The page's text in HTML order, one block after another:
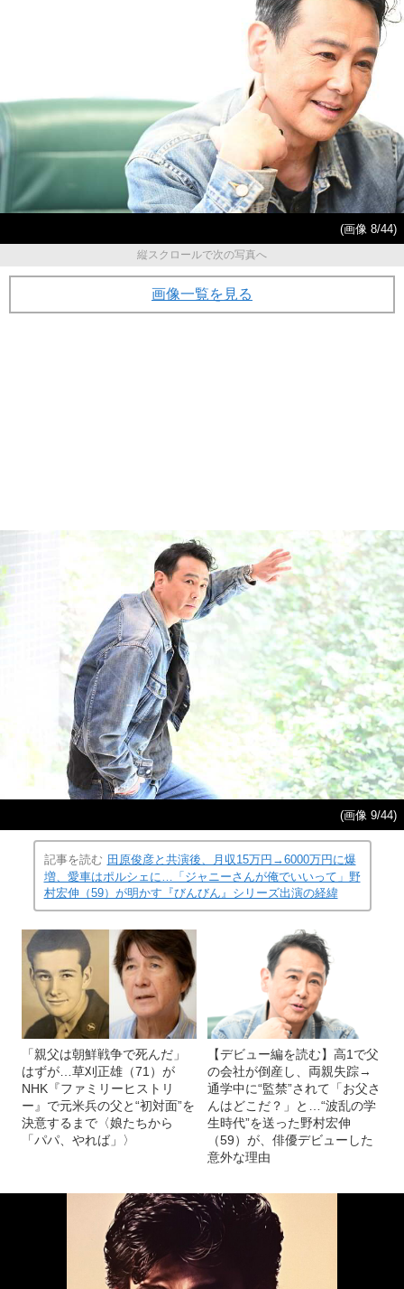
(画像 8/44)
縦スクロールで次の写真へ
画像一覧を見る
(画像 9/44)
記事を読む 田原俊彦と共演後、月収15万円→6000万円に爆
増、愛車はポルシェに…「ジャニーさんが俺でいいって」野
村宏伸（59）が明かす『びんびん』シリーズ出演の経緯
「親父は朝鮮戦争で死んだ」
はずが…草刈正雄（71）が
NHK『ファミリーヒストリ
ー』で元米兵の父と“初対面”を
決意するまで〈娘たちから
「パパ、やれば」〉
【デビュー編を読む】高1で父
の会社が倒産し、両親失踪→
通学中に“監禁”されて「お父さ
んはどこだ？」と…“波乱の学
生時代”を送った野村宏伸
（59）が、俳優デビューした
意外な理由